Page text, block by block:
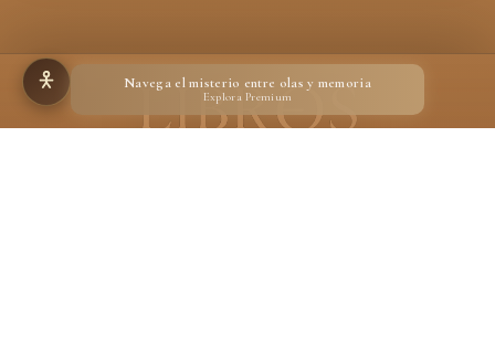
Navega el misterio entre olas y memoria
Explora Premium